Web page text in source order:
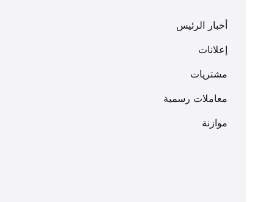
أخبار الرئيس
إعلانات
مشتريات
معاملات رسمية
موازنة